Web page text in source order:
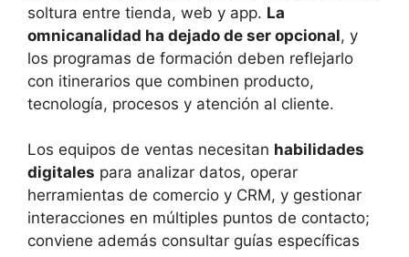
soltura entre tienda, web y app. La
omnicanalidad ha dejado de ser opcional, y
los programas de formación deben reflejarlo
con itinerarios que combinen producto,
tecnología, procesos y atención al cliente.
Los equipos de ventas necesitan habilidades
digitales para analizar datos, operar
herramientas de comercio y CRM, y gestionar
interacciones en múltiples puntos de contacto;
conviene además consultar guías específicas